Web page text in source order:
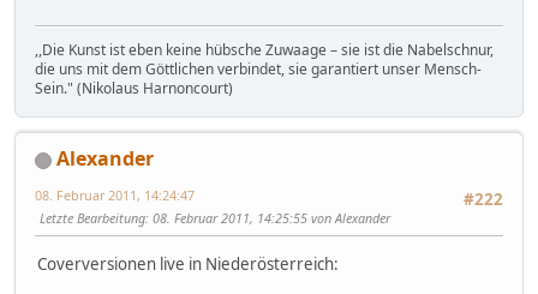
,,Die Kunst ist eben keine hübsche Zuwaage – sie ist die Nabelschnur,
die uns mit dem Göttlichen verbindet, sie garantiert unser Mensch-
Sein." (Nikolaus Harnoncourt)
Alexander
#222
08. Februar 2011, 14:24:47
Letzte Bearbeitung: 08. Februar 2011, 14:25:55 von Alexander
Coverversionen live in Niederösterreich: